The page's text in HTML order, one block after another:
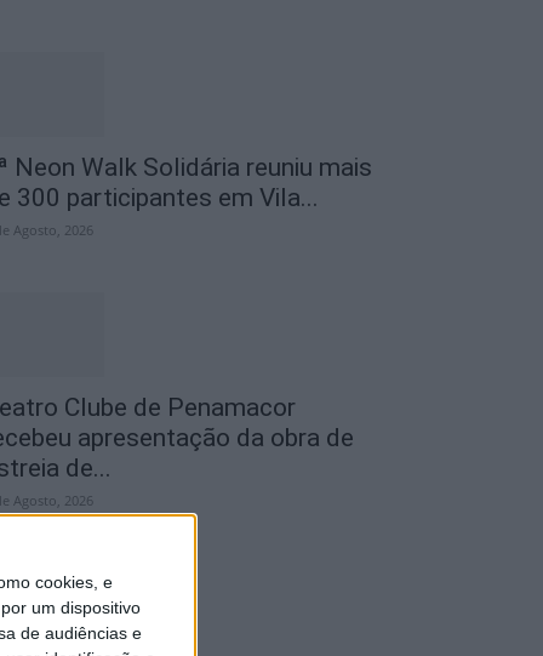
cookies, e
um dispositivo
de audiências e
Neon Walk Solidária reuniu mais
300 participantes em Vila...
Agosto, 2026
Clube de Penamacor
apresentação da obra de
de...
Agosto, 2026